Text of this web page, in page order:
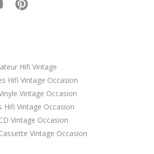
Hifi Vintage
Hifi Vintage Occasion
Vintage Occasion
Hifi Vintage Occasion
Vintage Occasion
Vintage Occasion